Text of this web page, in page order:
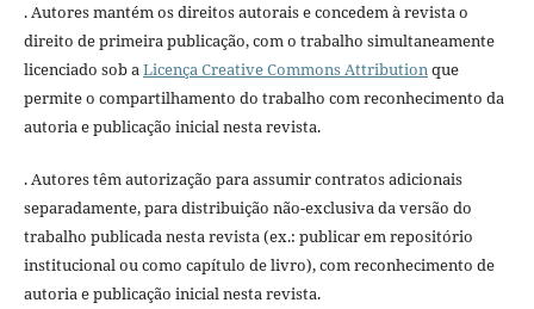
. Autores mantém os direitos autorais e concedem à revista o
direito de primeira publicação, com o trabalho simultaneamente
licenciado sob aLicença Creative Commons Attributionque
permite o compartilhamento do trabalho com reconhecimento da
autoria e publicação inicial nesta revista.
. Autores têm autorização para assumir contratos adicionais
separadamente, para distribuição não-exclusiva da versão do
trabalho publicada nesta revista (ex.: publicar em repositório
institucional ou como capítulo de livro), com reconhecimento de
autoria e publicação inicial nesta revista.